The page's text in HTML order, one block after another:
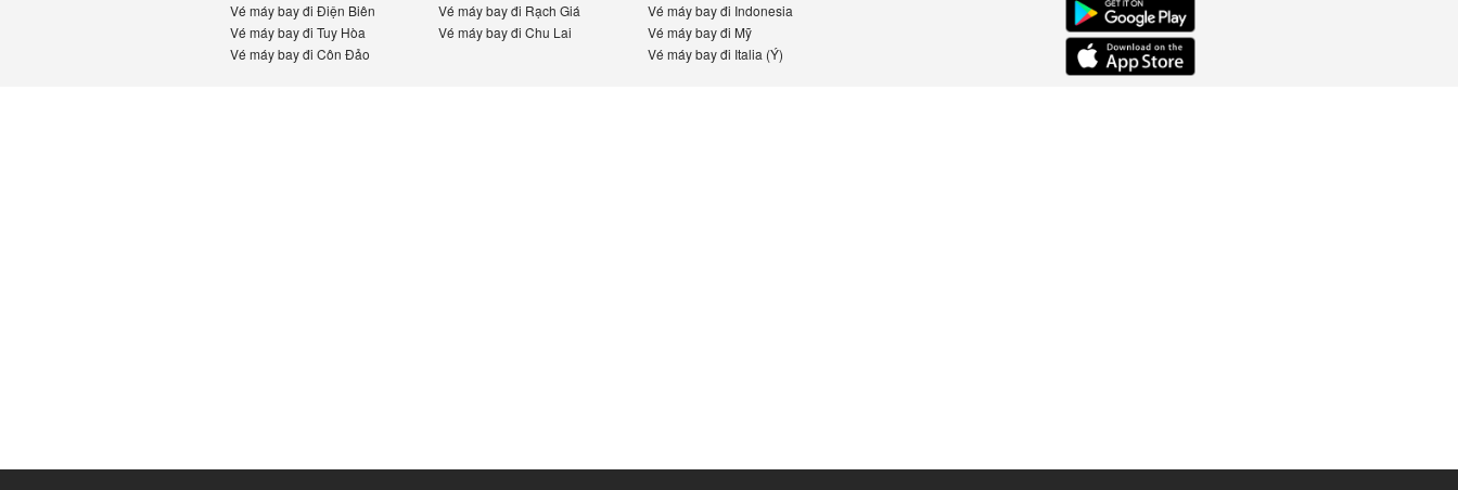
Vé máy bay đi Điện Biên
Vé máy bay đi Tuy Hòa
Vé máy bay đi Côn Đảo
Vé máy bay đi Rạch Giá
Vé máy bay đi Chu Lai
Vé máy bay đi Indonesia
Vé máy bay đi Mỹ
Vé máy bay đi Italia (Ý)